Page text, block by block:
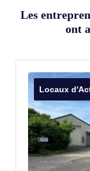
Les
ont
Locaux